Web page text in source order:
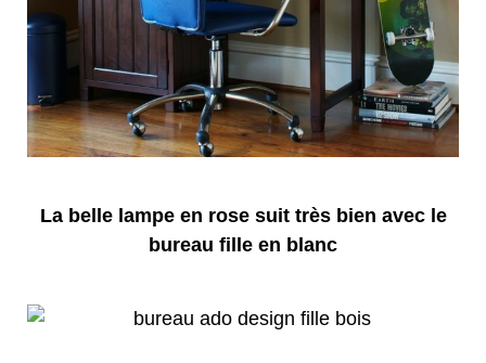
La belle lampe en rose suit très bien avec le
bureau fille en blanc